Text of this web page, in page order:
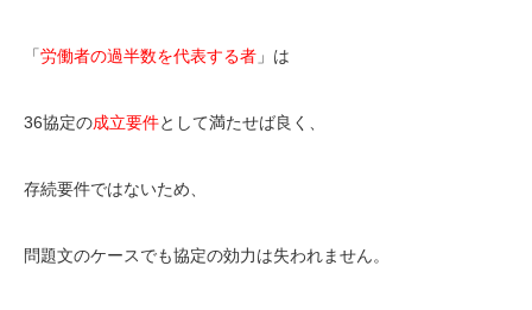
「労働者の過半数を代表する者 」は
36協定の成立要件として満たせば良く、
存続要件ではないため、
問題文のケースでも協定の効力は失われません。